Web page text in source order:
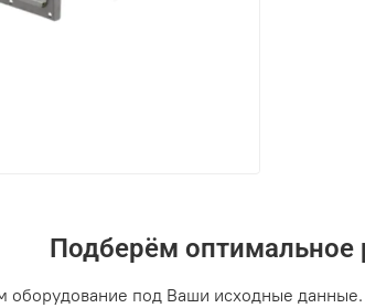
Подберём оптимальное
оборудование под Ваши исходные